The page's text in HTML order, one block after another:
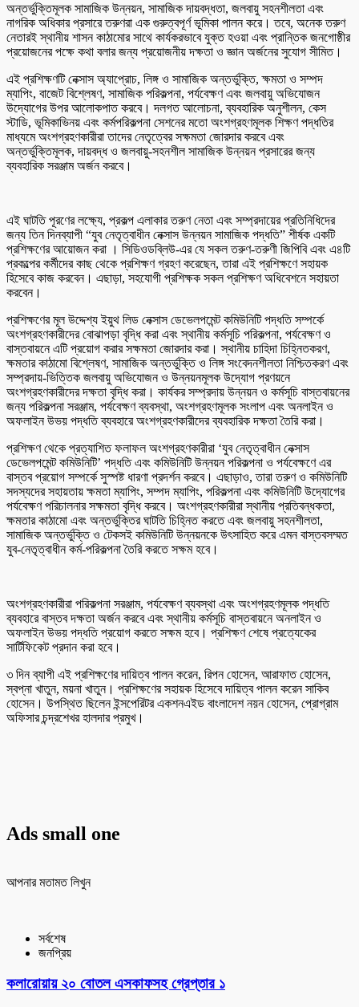
অন্তর্ভুক্তিমূলক সামাজিক উন্নয়ন, সামাজিক দায়বদ্ধতা, জলবায়ু সহনশীলতা এবং
নাগরিক অধিকার প্রসারে তরুণরা এক গুরুত্বপূর্ণ ভূমিকা পালন করে। তবে, অনেক তরুণ
নেতারই স্থানীয় শাসন কাঠামোর সাথে কার্যকরভাবে যুক্ত হওয়া এবং প্রান্তিক জনগোষ্ঠীর
প্রয়োজনের পক্ষে কথা বলার জন্য প্রয়োজনীয় দক্ষতা ও জ্ঞান অর্জনের সুযোগ সীমিত।
এই প্রশিক্ষণটি নেক্সাস অ্যাপ্রোচ, লিঙ্গ ও সামাজিক অন্তর্ভুক্তি, ক্ষমতা ও সম্পদ
ম্যাপিং, বাজেট বিশ্লেষণ, সামাজিক পরিকল্পনা, পর্যবেক্ষণ এবং জলবায়ু অভিযোজন
উদ্যোগের উপর আলোকপাত করবে। দলগত আলোচনা, ব্যবহারিক অনুশীলন, কেস
স্টাডি, ভূমিকাভিনয় এবং কর্মপরিকল্পনা সেশনের মতো অংশগ্রহণমূলক শিক্ষণ পদ্ধতির
মাধ্যমে অংশগ্রহণকারীরা তাদের নেতৃত্বের সক্ষমতা জোরদার করবে এবং
অন্তর্ভুক্তিমূলক, দায়বদ্ধ ও জলবায়ু-সহনশীল সামাজিক উন্নয়ন প্রসারের জন্য
ব্যবহারিক সরঞ্জাম অর্জন করবে।
এই ঘাটতি পূরণের লক্ষ্যে, প্রকল্প এলাকার তরুণ নেতা এবং সম্প্রদায়ের প্রতিনিধিদের
জন্য তিন দিনব্যাপী “যুব নেতৃত্বাধীন নেক্সাস উন্নয়ন সামাজিক পদ্ধতি” শীর্ষক একটি
প্রশিক্ষণের আয়োজন করা । সিডিওডব্লিউ-এর যে সকল তরুণ-তরুণী জিপিবি এবং এ৪টি
প্রকল্পের কর্মীদের কাছ থেকে প্রশিক্ষণ গ্রহণ করেছেন, তারা এই প্রশিক্ষণে সহায়ক
হিসেবে কাজ করবেন। এছাড়া, সহযোগী প্রশিক্ষক সকল প্রশিক্ষণ অধিবেশনে সহায়তা
করবেন।
প্রশিক্ষণের মূল উদ্দেশ্য ইয়ুথ লিড নেক্সাস ডেভেলপমেন্ট কমিউনিটি পদ্ধতি সম্পর্কে
অংশগ্রহণকারীদের বোঝাপড়া বৃদ্ধি করা এবং স্থানীয় কর্মসূচি পরিকল্পনা, পর্যবেক্ষণ ও
বাস্তবায়নে এটি প্রয়োগ করার সক্ষমতা জোরদার করা। স্থানীয় চাহিদা চিহ্নিতকরণ,
ক্ষমতার কাঠামো বিশ্লেষণ, সামাজিক অন্তর্ভুক্তি ও লিঙ্গ সংবেদনশীলতা নিশ্চিতকরণ এবং
সম্প্রদায়-ভিত্তিক জলবায়ু অভিযোজন ও উন্নয়নমূলক উদ্যোগ প্রণয়নে
অংশগ্রহণকারীদের দক্ষতা বৃদ্ধি করা। কার্যকর সম্প্রদায় উন্নয়ন ও কর্মসূচি বাস্তবায়নের
জন্য পরিকল্পনা সরঞ্জাম, পর্যবেক্ষণ ব্যবস্থা, অংশগ্রহণমূলক সংলাপ এবং অনলাইন ও
অফলাইন উভয় পদ্ধতি ব্যবহারে অংশগ্রহণকারীদের ব্যবহারিক দক্ষতা তৈরি করা।
প্রশিক্ষণ থেকে প্রত্যাশিত ফলাফল অংশগ্রহণকারীরা ‘যুব নেতৃত্বাধীন নেক্সাস
ডেভেলপমেন্ট কমিউনিটি’ পদ্ধতি এবং কমিউনিটি উন্নয়ন পরিকল্পনা ও পর্যবেক্ষণে এর
বাস্তব প্রয়োগ সম্পর্কে সুস্পষ্ট ধারণা প্রদর্শন করবে। এছাড়াও, তারা তরুণ ও কমিউনিটি
সদস্যদের সহায়তায় ক্ষমতা ম্যাপিং, সম্পদ ম্যাপিং, পরিকল্পনা এবং কমিউনিটি উদ্যোগের
পর্যবেক্ষণ পরিচালনার সক্ষমতা বৃদ্ধি করবে। অংশগ্রহণকারীরা স্থানীয় প্রতিবন্ধকতা,
ক্ষমতার কাঠামো এবং অন্তর্ভুক্তির ঘাটতি চিহ্নিত করতে এবং জলবায়ু সহনশীলতা,
সামাজিক অন্তর্ভুক্তি ও টেকসই কমিউনিটি উন্নয়নকে উৎসাহিত করে এমন বাস্তবসম্মত
যুব-নেতৃত্বাধীন কর্ম-পরিকল্পনা তৈরি করতে সক্ষম হবে।
অংশগ্রহণকারীরা পরিকল্পনা সরঞ্জাম, পর্যবেক্ষণ ব্যবস্থা এবং অংশগ্রহণমূলক পদ্ধতি
ব্যবহারে বাস্তব দক্ষতা অর্জন করবে এবং স্থানীয় কর্মসূচি বাস্তবায়নে অনলাইন ও
অফলাইন উভয় পদ্ধতি প্রয়োগ করতে সক্ষম হবে। প্রশিক্ষণ শেষে প্রত্যেকের
সার্টিফিকেট প্রদান করা হবে।
৩ দিন ব্যাপী এই প্রশিক্ষণের দায়িত্ব পালন করেন, রিপন হোসেন, আরাফাত হোসেন,
স্বপ্না খাতুন, ময়না খাতুন। প্রশিক্ষণের সহায়ক হিসেবে দায়িত্ব পালন করেন সাকিব
হোসেন। উপস্থিত ছিলেন ইন্সপেরিটর একশনএইড বাংলাদেশ নয়ন হোসেন, প্রোগ্রাম
অফিসার চন্দ্রশেখর হালদার প্রমুখ।
Ads small one
আপনার মতামত লিখুন
সর্বশেষ
জনপ্রিয়
কলারোয়ায় ২০ বোতল এসকাফসহ গ্রেপ্তার ১